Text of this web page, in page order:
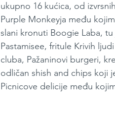
ukupno 16 kućica, od
Purple Monkeyja među
slani kronuti Boogie Laba,
Pastamisee, fritule Krivih
cluba, Pažaninovi burgeri,
odličan shish and chips koji
Picnicove delicije među